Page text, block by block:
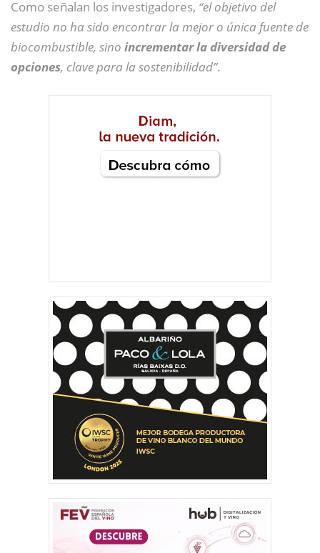
Como señalan los investigadores, “el objetivo del
estudio no ha sido encontrar la mejor o única fuente de
biocombustible, sino incrementar la diversidad de
opciones, clave para la sostenibilidad”.